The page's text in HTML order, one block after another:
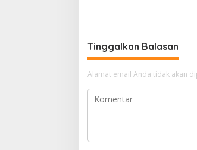
Tinggalkan Balasan
Alamat email Anda tidak akan